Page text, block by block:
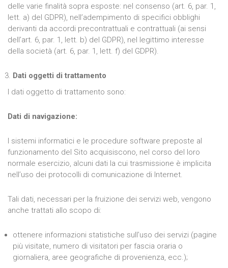
delle varie finalità sopra esposte: nel consenso (art. 6, par. 1,
lett. a) del GDPR), nell’adempimento di specifici obblighi
derivanti da accordi precontrattuali e contrattuali (ai sensi
dell’art. 6, par. 1, lett. b) del GDPR), nel legittimo interesse
della società (art. 6, par. 1, lett. f) del GDPR).
Dati oggetti di trattamento
I dati oggetto di trattamento sono:
Dati di navigazione:
I sistemi informatici e le procedure software preposte al
funzionamento del Sito acquisiscono, nel corso del loro
normale esercizio, alcuni dati la cui trasmissione è implicita
nell’uso dei protocolli di comunicazione di Internet.
Tali dati, necessari per la fruizione dei servizi web, vengono
anche trattati allo scopo di:
ottenere informazioni statistiche sull’uso dei servizi (pagine
più visitate, numero di visitatori per fascia oraria o
giornaliera, aree geografiche di provenienza, ecc.);